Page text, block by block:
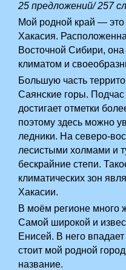
25 предложений/ 257
Мой родной край — это
Хакасия.
Восточной Сибири,
климатом и
Большую часть
Саянские горы.
достигает отметки
поэтому здесь можно
ледники. На северо-
лесистыми холмами и
бескрайние степи.
климатических зон
Хакасии.
В моём регионе много
Самой широкой и
Енисей. В него
стоит мой родной
название.